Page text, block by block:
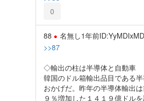
0
88 名無し1年前
>>87
◇輸出の柱は半導体と自動車
韓国のドル箱輸出品目である
おかげだ。昨年の半導体輸出は
９％増加した１４１９億ドル